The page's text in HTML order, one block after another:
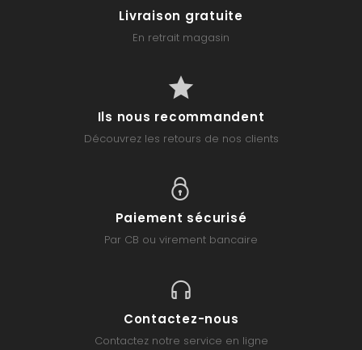
Livraison gratuite
En retrait magasin
Ils nous recommandent
Découvrez les retours de nos clients
Paiement sécurisé
Par CB ou virement bancaire
Contactez-nous
Contactez notre service en ligne